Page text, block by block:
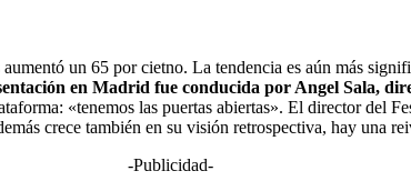
un 65 por cietno. La tendencia es aún más
en Madrid fue conducida por Angel Sala,
«tenemos las puertas abiertas». El director del
crece también en su visión retrospectiva, hay una
-Publicidad-